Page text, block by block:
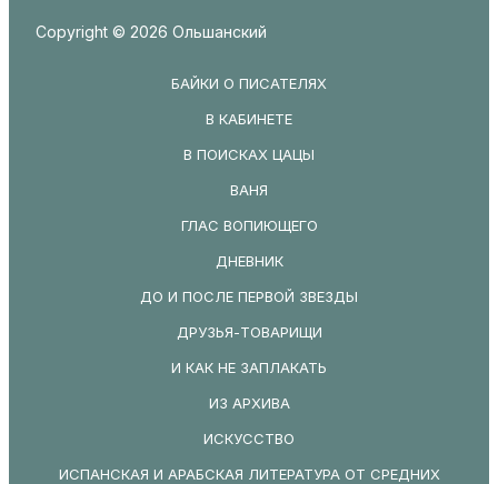
Copyright © 2026 Ольшанский
БАЙКИ О ПИСАТЕЛЯХ
В КАБИНЕТЕ
В ПОИСКАХ ЦАЦЫ
ВАНЯ
ГЛАС ВОПИЮЩЕГО
ДНЕВНИК
ДО И ПОСЛЕ ПЕРВОЙ ЗВЕЗДЫ
ДРУЗЬЯ-ТОВАРИЩИ
И КАК НЕ ЗАПЛАКАТЬ
ИЗ АРХИВА
ИСКУССТВО
ИСПАНСКАЯ И АРАБСКАЯ ЛИТЕРАТУРА ОТ СРЕДНИХ